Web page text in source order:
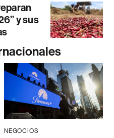
y sus
NEGOCIOS